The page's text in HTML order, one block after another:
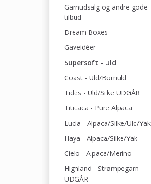
Garnudsalg og andre gode
tilbud
Dream Boxes
Gaveidéer
Supersoft - Uld
Coast - Uld/Bomuld
Tides - Uld/Silke UDGÅR
Titicaca - Pure Alpaca
Lucia - Alpaca/Silke/Uld/Yak
Haya - Alpaca/Silke/Yak
Cielo - Alpaca/Merino
Highland - Strømpegarn
UDGÅR